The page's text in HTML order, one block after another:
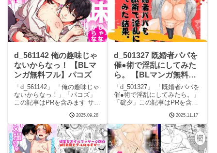
ころシーン
ーングルメなまものにまもら
れてい
d_561142 俺の趣味じゃ
ないからなっ！ 【BLマ
ンガ無料フル】パコズ
「d_561142」 「俺の趣味じゃ
ないからなっ！」「パコズ」
この記事はPRを含みます サー
す。 続きを読むd_561142 俺の
趣味じゃないからなっ！の見
どころシーン俺の趣味じゃな
いからなっ！ 画像1俺の趣味じ
ゃな
2025.09.28
d_501327 既婚者パパを
催●術で淫乱にしてみた
ら。 【BLマンガ無料フ
ル】碇夕
「d_501327」 「既婚者パパを
催●術で淫乱にしてみたら。」
「碇夕」この記事はPRを含み
ガです。 続きを読むd_501327
既婚者パパを催●術で淫乱にし
てみたら。の見どころシーン
既婚者パパを催●術で淫乱にし
2025.11.17